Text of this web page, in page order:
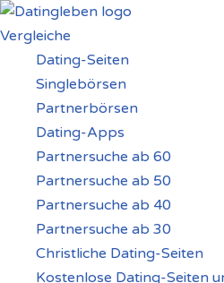
Zum
springen
Vergleiche
Dating-Seiten
Singlebörsen
Partnerbörsen
Dating-Apps
Partnersuche ab 60
Partnersuche ab 50
Partnersuche ab 40
Partnersuche ab 30
Christliche Dating-Seiten
Kostenlose Dating-Seiten